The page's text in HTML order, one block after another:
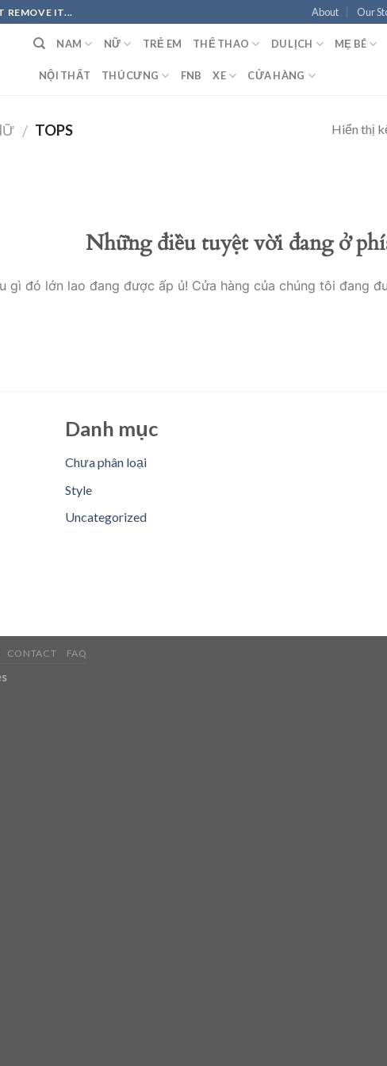
REMOVE IT... About Our
NAM NỮ TRẺ EM THỂ THAO DU LỊCH MẸ BÉ
NỘI THẤT THÚ CƯNG FNB XE CỬA HÀNG
/ TOPS Hiển thị
Những điều tuyệt vời đang ở
gì đó lớn lao đang được ấp ủ! Cửa hàng của chúng tôi đang
Danh mục
Chưa phân loại
Style
Uncategorized
CONTACT FAQ